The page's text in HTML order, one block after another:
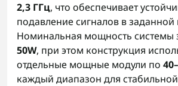
2,3 ГГц, что обеспечивает
подавление сигналов в заданной
Номинальная мощность системы
50W, при этом конструкция
отдельные мощные модули по
каждый диапазон для